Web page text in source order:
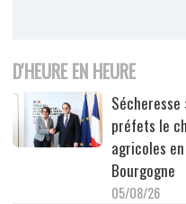
D'HEURE EN HEURE
préfets le
agricoles
Bourgogne
05/08/26